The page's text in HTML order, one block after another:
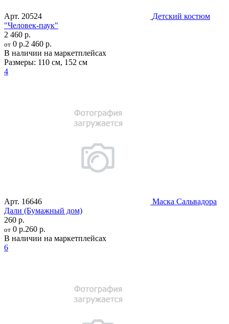
Арт. 20524
Детский костюм
"Человек-паук"
2 460 р.
от 0 р.2 460 р.
В наличии на маркетплейсах
Размеры: 110 см, 152 см
4
Арт. 16646
Маска Сальвадора
Дали (Бумажный дом)
260 р.
от 0 р.260 р.
В наличии на маркетплейсах
6